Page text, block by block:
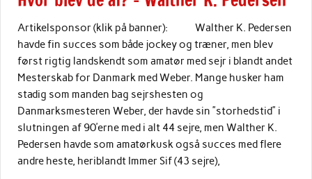
Artikelsponsor (klik på banner): Walther K. Pedersen
havde fin succes som både jockey og træner, men blev
først rigtig landskendt som amatør med sejr i blandt andet
Mesterskab for Danmark med Weber. Mange husker ham
stadig som manden bag sejrshesten og
Danmarksmesteren Weber, der havde sin ”storhedstid” i
slutningen af 90’erne med i alt 44 sejre, men Walther K.
Pedersen havde som amatørkusk også succes med flere
andre heste, heriblandt Immer Sif (43 sejre),